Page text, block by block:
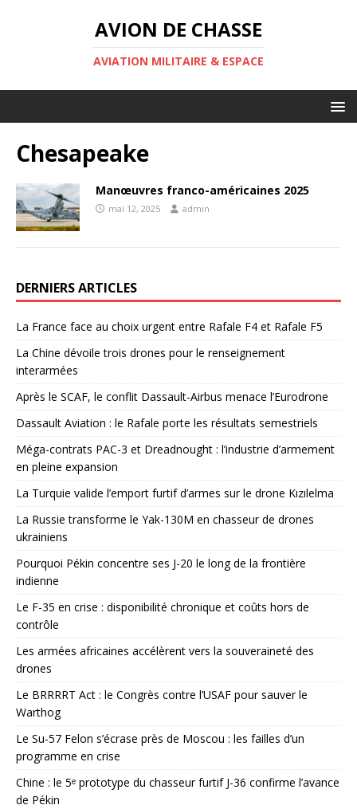
AVION DE CHASSE
AVIATION MILITAIRE & ESPACE
Chesapeake
Manœuvres franco-américaines 2025
mai 12, 2025 admin
DERNIERS ARTICLES
La France face au choix urgent entre Rafale F4 et Rafale F5
La Chine dévoile trois drones pour le renseignement
interarmées
Après le SCAF, le conflit Dassault-Airbus menace l’Eurodrone
Dassault Aviation : le Rafale porte les résultats semestriels
Méga-contrats PAC-3 et Dreadnought : l’industrie d’armement
en pleine expansion
La Turquie valide l’emport furtif d’armes sur le drone Kızılelma
La Russie transforme le Yak-130M en chasseur de drones
ukrainiens
Pourquoi Pékin concentre ses J-20 le long de la frontière
indienne
Le F-35 en crise : disponibilité chronique et coûts hors de
contrôle
Les armées africaines accélèrent vers la souveraineté des
drones
Le BRRRRT Act : le Congrès contre l’USAF pour sauver le
Warthog
Le Su-57 Felon s’écrase près de Moscou : les failles d’un
programme en crise
Chine : le 5ᵉ prototype du chasseur furtif J-36 confirme l’avance
de Pékin